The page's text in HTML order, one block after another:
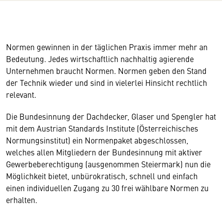
Normen gewinnen in der täglichen Praxis immer mehr an
Bedeutung. Jedes wirtschaftlich nachhaltig agierende
Unternehmen braucht Normen. Normen geben den Stand
der Technik wieder und sind in vielerlei Hinsicht rechtlich
relevant.
Die Bundesinnung der Dachdecker, Glaser und Spengler hat
mit dem Austrian Standards Institute (Österreichisches
Normungsinstitut) ein Normenpaket abgeschlossen,
welches allen Mitgliedern der Bundesinnung mit aktiver
Gewerbeberechtigung (ausgenommen Steiermark) nun die
Möglichkeit bietet, unbürokratisch, schnell und einfach
einen individuellen Zugang zu 30 frei wählbare Normen zu
erhalten.